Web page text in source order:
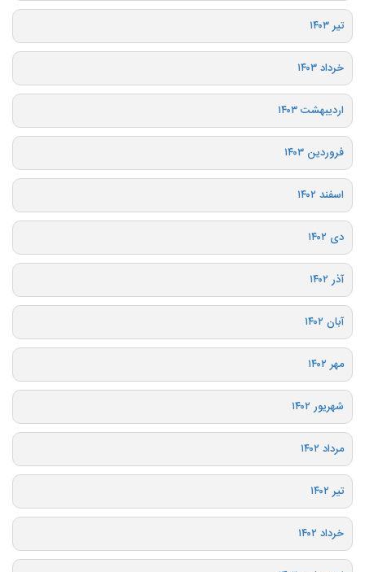
تیر ۱۴۰۳
خرداد ۱۴۰۳
اردیبهشت ۱۴۰۳
فروردین ۱۴۰۳
اسفند ۱۴۰۲
دی ۱۴۰۲
آذر ۱۴۰۲
آبان ۱۴۰۲
مهر ۱۴۰۲
شهریور ۱۴۰۲
مرداد ۱۴۰۲
تیر ۱۴۰۲
خرداد ۱۴۰۲